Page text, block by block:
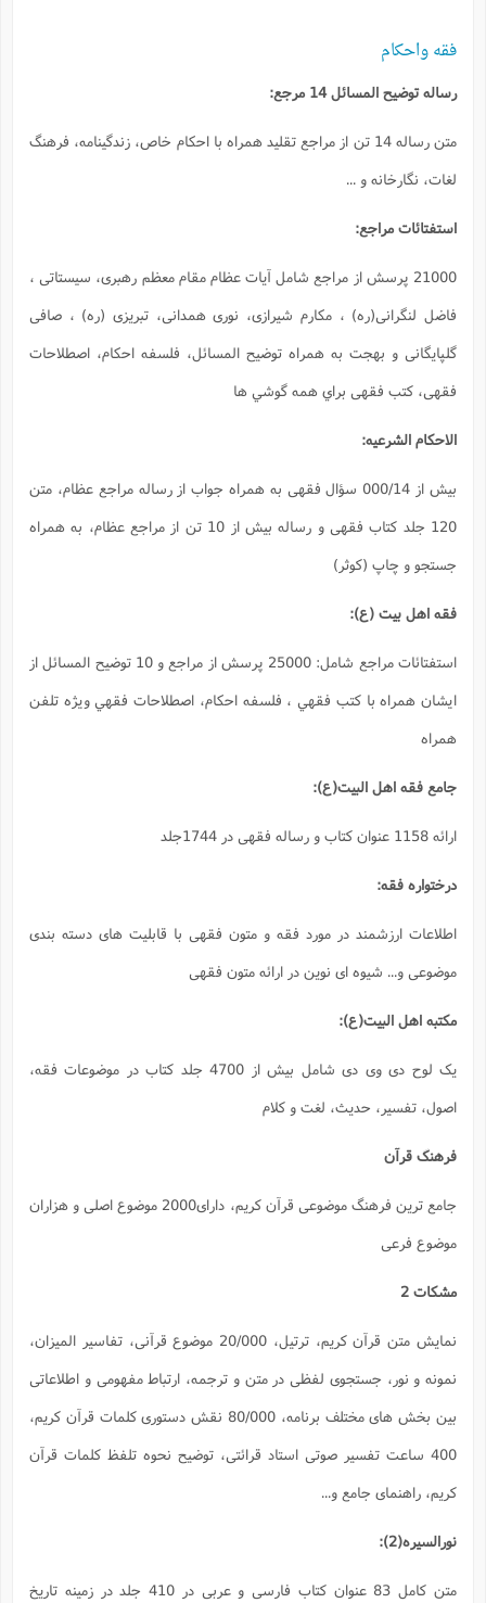
با احكام خاص، زندگينامه، فرهنگ
مقام معظم رهبری، سيستاتی ،
همدانی، تبریزی (ره) ، صافی
فلسفه احکام، اصطلاحات
جواب از رساله مراجع عظام، متن
120 جلد کتاب فقهی و رساله بیش از 10 تن از مراجع عظام، به همراه
استفتائات مراجع شامل: 25000 پرسش از مراجع و 10 توضيح المسائل از
اصطلاحات فقهي وي‍ژه تلفن
با قابلیت های دسته بندی
یک لوح دی وی دی شامل بیش از 4700 جلد کتاب در موضوعات فقه،
جامع ترین فرهنگ موضوعی قرآن کریم، دارای2000 موضوع اصلی و هزاران
متن قرآن کریم، ترتیل، 20/000 موضوع قرآنی، تفاسیر المیزان،
ارتباط مفهومی و اطلاعاتی
های مختلف برنامه، 80/000 نقش دستوری کلمات قرآن کریم،
توضیح نحوه تلفظ کلمات قرآن
متن کامل 83 عنوان کتاب فارسی و عربی در 410 جلد در زمینه تاریخ